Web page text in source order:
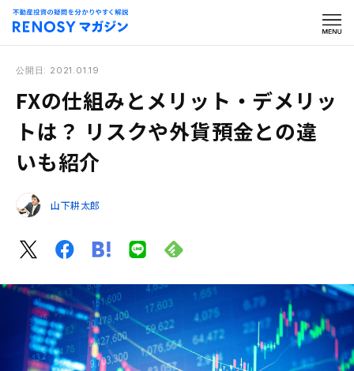
公開日: 2021.01.19
FXの仕組みとメリット・デメリッ
トは？ リスクや外貨預金との違
いも紹介
山下耕太郎